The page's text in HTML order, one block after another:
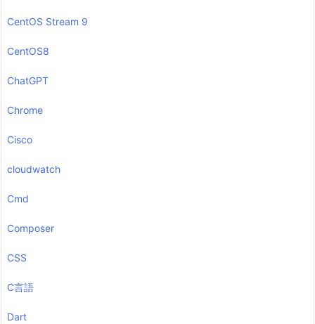
CentOS Stream 9
CentOS8
ChatGPT
Chrome
Cisco
cloudwatch
Cmd
Composer
CSS
C言語
Dart